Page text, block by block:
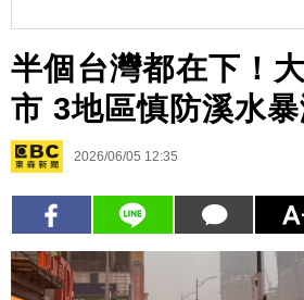
半個台灣都在下！
市 3地區慎防溪水
2026/06/05 12:35